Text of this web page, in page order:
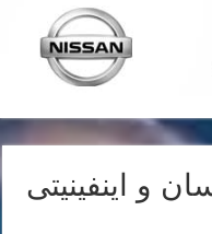
و اینفینیتی